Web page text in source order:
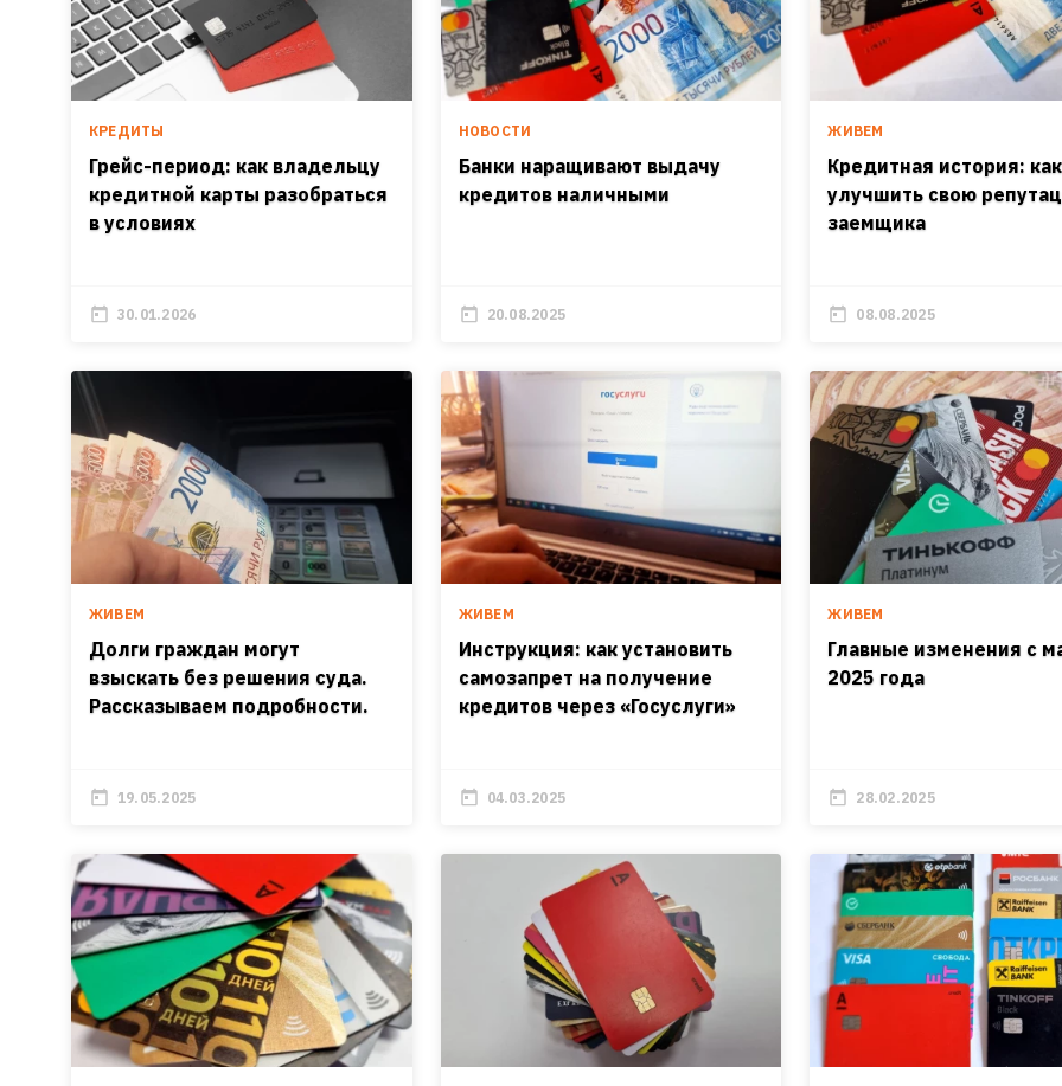
КРЕДИТЫ
Грейс-период: как владельцу
кредитной карты разобраться
в условиях
30.01.2026
НОВОСТИ
Банки наращивают выдачу
кредитов наличными
20.08.2025
ЖИВЕМ
Кредитная история: как
улучшить свою
заемщика
08.08.2025
ЖИВЕМ
Долги граждан могут
взыскать без решения суда.
Рассказываем подробности.
19.05.2025
ЖИВЕМ
Инструкция: как установить
самозапрет на получение
кредитов через «Госуслуги»
04.03.2025
ЖИВЕМ
Главные изменения с
2025 года
28.02.2025